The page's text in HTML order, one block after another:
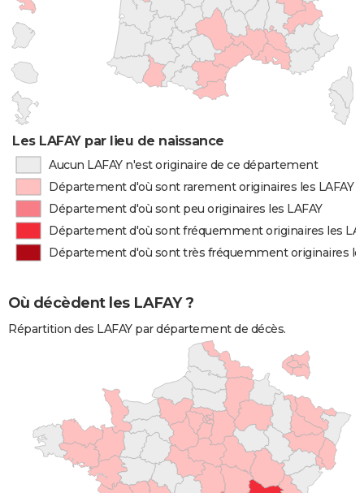
Les LAFAY par lieu de naissance
Aucun LAFAY n'est originaire de ce département
Département d'où sont rarement originaires les LAFAY
Département d'où sont peu originaires les LAFAY
Département d'où sont fréquemment originaires les
Département d'où sont très fréquemment originaires
Où décèdent les LAFAY ?
Répartition des LAFAY par département de décès.